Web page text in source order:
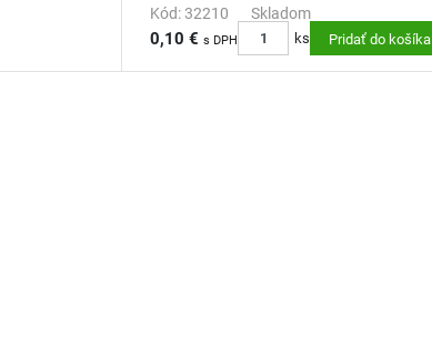
Kód: 32210 Skladom
0,10 € s DPH ks Pridať do košíka